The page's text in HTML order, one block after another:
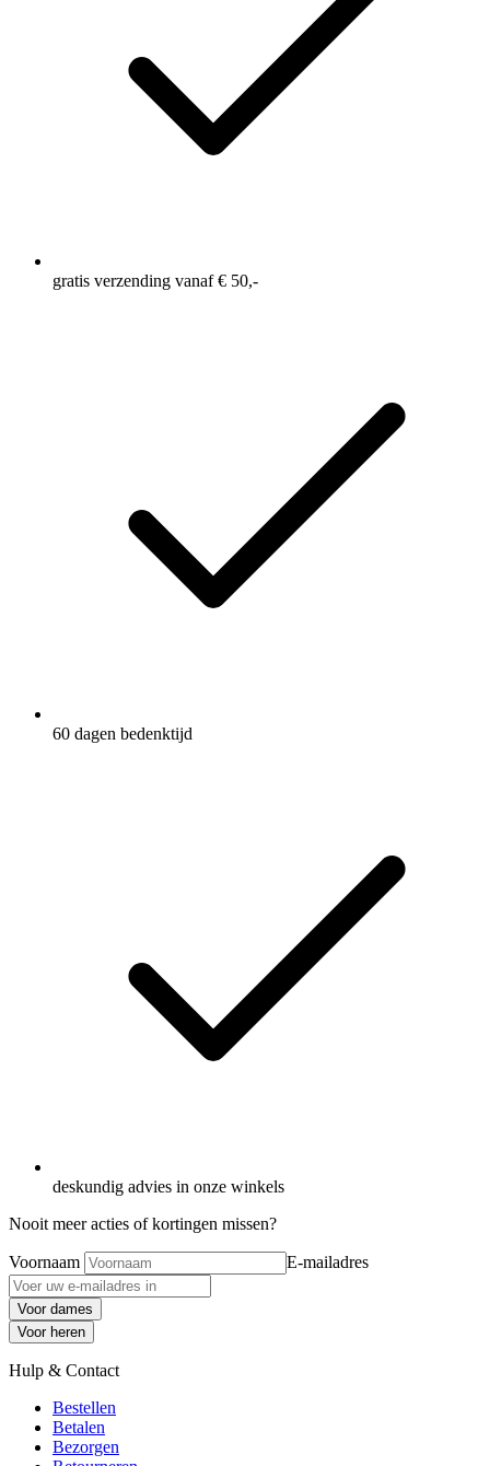
gratis verzending vanaf € 50,-
60 dagen bedenktijd
deskundig advies in onze winkels
Nooit meer acties of kortingen missen?
Voornaam E-mailadres
Voor dames
Voor heren
Hulp & Contact
Bestellen
Betalen
Bezorgen